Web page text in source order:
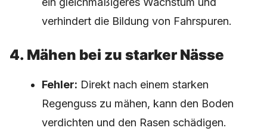
verhindert die Bildung von Fahrspuren.
4. Mähen bei zu starker Nässe
Fehler: Direkt nach einem starken
Regenguss zu mähen, kann den Boden
verdichten und den Rasen schädigen.